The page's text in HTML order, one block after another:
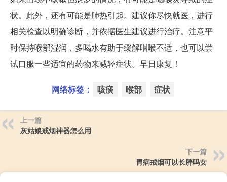
状。此外，还有可能是肺热引起。建议你尽快就医，进行
相关检查以明确诊断，并依据医生建议进行治疗。注意平
时保持喉部湿润，多喝水有助于缓解咽喉不适，也可以尝
试口服一些适宜的药物来减轻症状。早日康复！
网络标签： 咳痰 喉部 症状
上一篇
灰姑娘戒烟神器怎么用
下一篇
胃病戒烟可以长胖吗女